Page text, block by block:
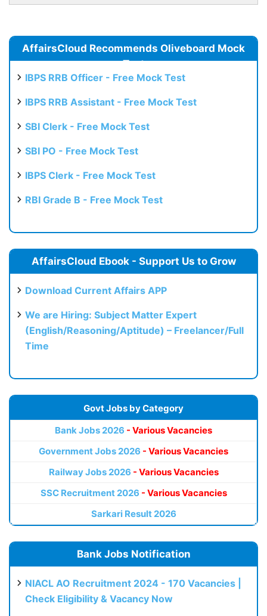
AffairsCloud Recommends Oliveboard Mock
Test
IBPS RRB Officer - Free Mock Test
IBPS RRB Assistant - Free Mock Test
SBI Clerk - Free Mock Test
SBI PO - Free Mock Test
IBPS Clerk - Free Mock Test
RBI Grade B - Free Mock Test
AffairsCloud Ebook - Support Us to Grow
Download Current Affairs APP
We are Hiring: Subject Matter Expert
(English/Reasoning/Aptitude) – Freelancer/Full
Time
Govt Jobs by Category
Bank Jobs 2026 - Various Vacancies
Government Jobs 2026 - Various Vacancies
Railway Jobs 2026 - Various Vacancies
SSC Recruitment 2026 - Various Vacancies
Sarkari Result 2026
Bank Jobs Notification
NIACL AO Recruitment 2024 - 170 Vacancies |
Check Eligibility & Vacancy Now